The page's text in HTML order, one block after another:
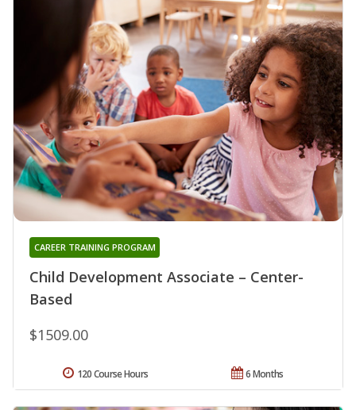
Child Development Associate – Center-
Based
CAREER TRAINING PROGRAM
$1509.00
6 Months
120 Course Hours